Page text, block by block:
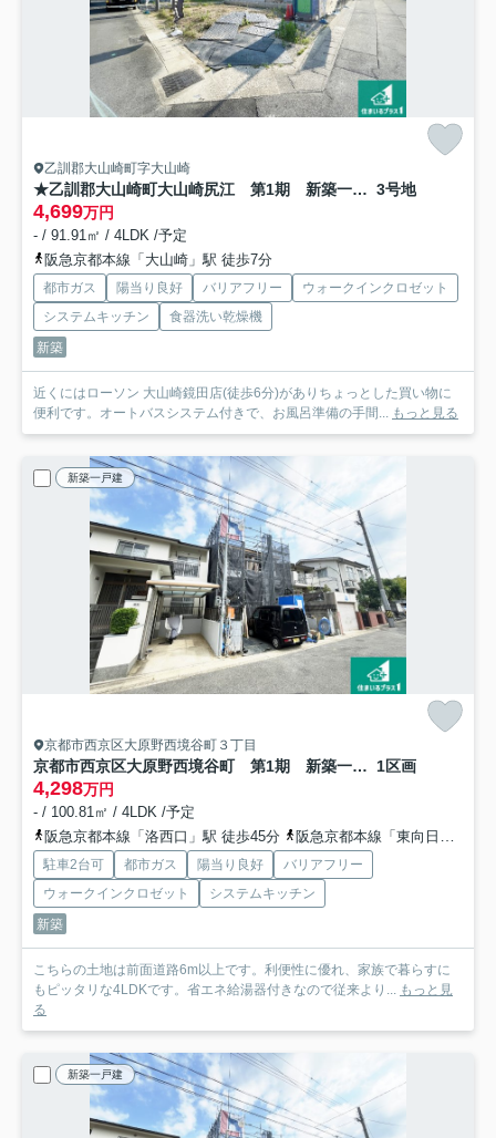
乙訓郡大山崎町字大山崎
★乙訓郡大山崎町大山崎尻江 第1期 新築一戸建て 3号地
4,699万円
- / 91.91㎡ / 4LDK /予定
阪急京都本線「大山崎」駅 徒歩7分
都市ガス 陽当り良好 バリアフリー
ウォークインクロゼット
システムキッチン
食器洗い乾燥機
新築
近くにはローソン 大山崎鏡田店(徒歩6分)がありちょっとした買い物に
便利です。オートバスシステム付きで、お風呂準備の手間...
もっと見る
新築一戸建
京都市西京区大原野西境谷町３丁目
京都市西京区大原野西境谷町 第1期 新築一戸建て 1区画
4,298万円
- / 100.81㎡ / 4LDK /予定
阪急京都本線「洛西口」駅 徒歩45分
阪急京都本線「東向日」駅 徒歩49分
駐車2台可 都市ガス 陽当り良好
バリアフリー
ウォークインクロゼット
システムキッチン
新築
こちらの土地は前面道路6m以上です。利便性に優れ、家族で暮らすに
もピッタリな4LDKです。省エネ給湯器付きなので従来より...
もっと見
る
新築一戸建